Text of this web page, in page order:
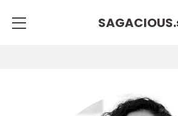
SAGACIOUS.